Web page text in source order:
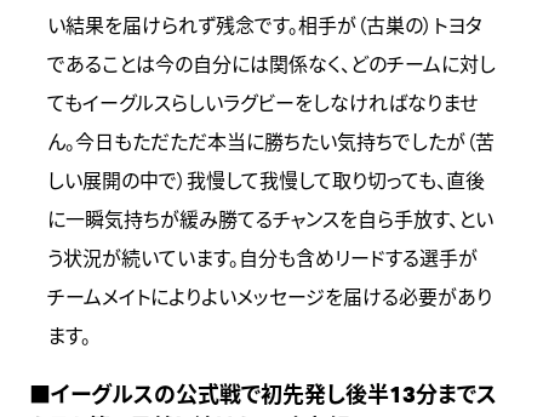
い結果を届けられず残念です。相手が（古巣の）トヨタ
であることは今の自分には関係なく、どのチームに対し
てもイーグルスらしいラグビーをしなければなりませ
ん。今日もただただ本当に勝ちたい気持ちでしたが（苦
しい展開の中で）我慢して我慢して取り切っても、直後
に一瞬気持ちが緩み勝てるチャンスを自ら手放す、とい
う状況が続いています。自分も含めリードする選手が
チームメイトによりよいメッセージを届ける必要があり
ます。
■イーグルスの公式戦で初先発し後半13分までス